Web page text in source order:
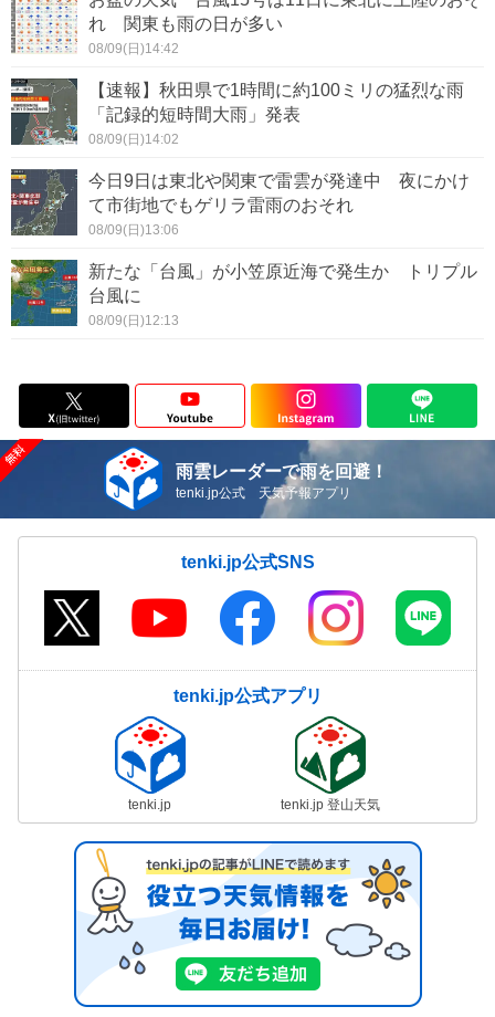
れ 関東も雨の日が多い
08/09(日)14:42
【速報】秋田県で1時間に約100ミリの猛烈な雨
「記録的短時間大雨」発表
08/09(日)14:02
今日9日は東北や関東で雷雲が発達中 夜にかけ
て市街地でもゲリラ雷雨のおそれ
08/09(日)13:06
新たな「台風」が小笠原近海で発生か トリプル
台風に
08/09(日)12:13
雨雲レーダーで雨を回避！
tenki.jp公式 天気予報アプリ
tenki.jp公式SNS
tenki.jp公式アプリ
tenki.jp tenki.jp 登山天気